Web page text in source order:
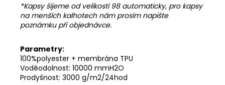
*Kapsy šijeme od velikosti 98 automaticky, pro kapsy
na menších kalhotech nám prosím napište
poznámku při objednávce.
Parametry:
100%polyester + membrána TPU
Voděodolnost: 10000 mmH2O
Prodyšnost: 3000 g/m2/24hod